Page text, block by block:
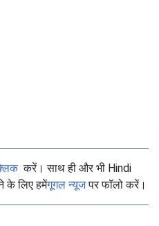
करें। साथ ही और भी Hindi
के लिए हमेंगूगल न्यूजपर फॉलो करें।